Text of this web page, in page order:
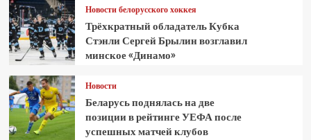
Новости белорусского хоккея
Трёхкратный обладатель Кубка
Стэнли Сергей Брылин возглавил
минское «Динамо»
Новости
Беларусь поднялась на две
позиции в рейтинге УЕФА после
успешных матчей клубов